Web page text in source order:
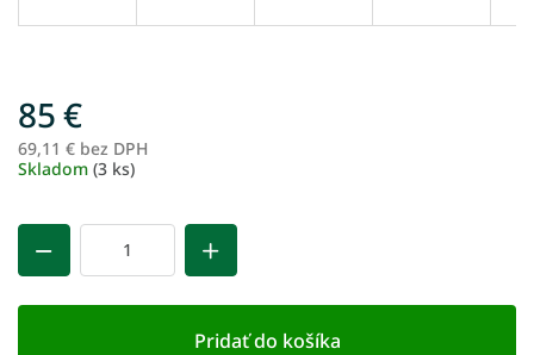
85 €
69,11 € bez DPH
Skladom (3 ks)
Pridať do košíka